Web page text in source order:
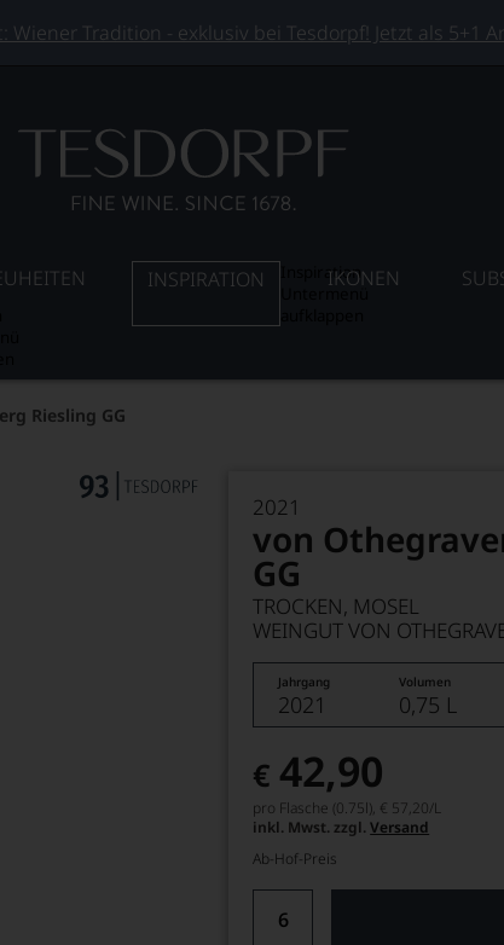
Tradition - exklusiv bei Tesdorpf! Jetzt als 5+1
INSPIRATION
InspirationIKONEN
Riesling GG
2021
von
GG
TROCKEN, MOSEL
WEINGUT VON
Jahrgang Volumen
2021 0,75 L
€ 42,90
pro Flasche (0.75l), € 57,20/L
inkl. Mwst. zzgl.Versand
Ab-Hof-Preis